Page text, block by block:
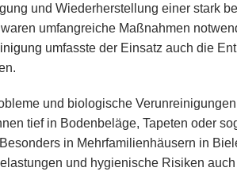
und Wiederherstellung einer stark
umfangreiche Maßnahmen
umfasste der Einsatz auch die
und biologische
tief in Bodenbeläge, Tapeten oder
in Mehrfamilienhäusern in
und hygienische Risiken